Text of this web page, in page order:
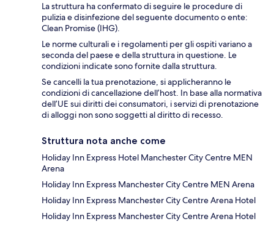
La struttura ha confermato di seguire le procedure di
pulizia e disinfezione del seguente documento o ente:
Clean Promise (IHG).
Le norme culturali e i regolamenti per gli ospiti variano a
seconda del paese e della struttura in questione. Le
condizioni indicate sono fornite dalla struttura.
Se cancelli la tua prenotazione, si applicheranno le
condizioni di cancellazione dell’host. In base alla normativa
dell’UE sui diritti dei consumatori, i servizi di prenotazione
di alloggi non sono soggetti al diritto di recesso.
Struttura nota anche come
Holiday Inn Express Hotel Manchester City Centre MEN
Arena
Holiday Inn Express Manchester City Centre MEN Arena
Holiday Inn Express Manchester City Centre Arena Hotel
Holiday Inn Express Manchester City Centre Arena Hotel